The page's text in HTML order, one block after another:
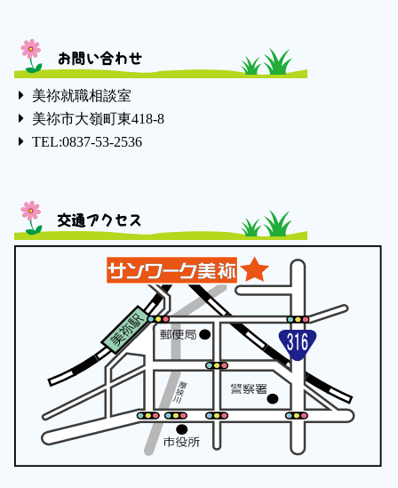
お問い合わせ
美祢就職相談室
美祢市大嶺町東418-8
TEL:0837-53-2536
交通アクセス